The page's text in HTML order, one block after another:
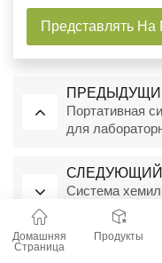
Представлять На
Портативная
для
электрофореза.
СЛЕДУЮЩИЙ
Система
Cute
Домашняя
Страница
Продукты